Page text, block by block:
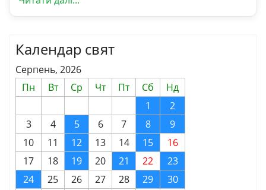
Календар свят
Серпень, 2026
Пн
Вт Ср Чт Пт Сб
Нд
1
2
3
4 5 6 7 8
9
10
11 12 13 14 15
16
17
18 19 20 21 22
23
24
25 26 27 28 29
30